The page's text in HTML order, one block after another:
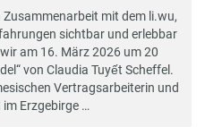
mit dem li.wu,
sichtbar und erlebbar
am 16. März 2026 um 20
von Claudia Tuyết Scheffel.
Vertragsarbeiterin und
Erzgebirge …